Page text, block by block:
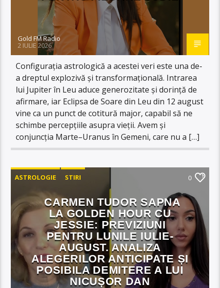
Gold FM Radio
2 IULIE 2026
Configurația astrologică a acestei veri este una de-
a dreptul explozivă și transformațională. Intrarea
lui Jupiter în Leu aduce generozitate și dorință de
afirmare, iar Eclipsa de Soare din Leu din 12 august
vine ca un punct de cotitură major, capabil să ne
schimbe percepțiile asupra vieții. Avem și
conjuncția Marte–Uranus în Gemeni, care nu a […]
ASTROLOGIE STIRI 0
CARMEN TUDOR SAPNA
LA GOLDEN HOUR CU
JESSIE: PREVIZIUNI
PENTRU LUNILE IULIE-
AUGUST. ANALIZA
ALEGERILOR ANTICIPATE ȘI
POSIBILA DEMITERE A LUI
NICUȘOR DAN